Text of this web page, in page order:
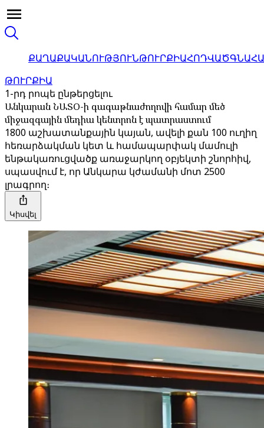
ՔԱՂԱՔԱԿԱՆՈՒԹՅՈՒՆԹՈՒՐՔԻԱՀՈԴՎԱԾ
ԹՈՒՐՔԻԱ
1-րդ րոպե ընթերցելու
Անկարան ՆԱՏՕ-ի գագաթնաժողովի համար մեծ
միջազգային մեդիա կենտրոն է պատրաստում
1800 աշխատանքային կայան, ավելի քան 100 ուղիղ
հեռարձակման կետ և համապարփակ մամուլի
ենթակառուցվածք առաջարկող օբյեկտի շնորհիվ,
սպասվում է, որ Անկարա կժամանի մոտ 2500
լրագրող։
Կիսվել